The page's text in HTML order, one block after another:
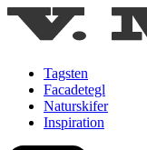
Tagsten
Facadetegl
Naturskifer
Inspiration